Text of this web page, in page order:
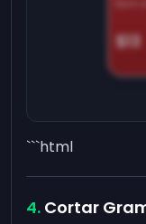
$13
```html
Cortar